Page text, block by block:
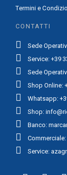
Termini e
CONTATTI
Sede
Service: +39
Sede
Shop Online:
Whatsapp:
Shop:
Banco:
Service: